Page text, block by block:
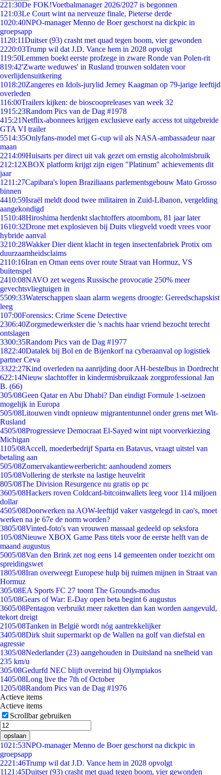
221:30De FOK!Voetbalmanager 2026/2027 is begonnen
1 21:03Le Court wint na nerveuze finale, Pieterse derde
1020:40NPO-manager Menno de Boer geschorst na dickpic in
groepsapp
11 20:11Duitser (93) crasht met quad tegen boom, vier gewonden
2220:03Trump wil dat J.D. Vance hem in 2028 opvolgt
119:50Lemmen boekt eerste profzege in zware Ronde van Polen-rit
819:42'Zwarte weduwes' in Rusland trouwen soldaten voor
overlijdensuitkering
1018:20Zangeres en Idols-jurylid Jerney Kaagman op 79-jarige leeftijd
overleden
116:00Trailers kijken: de bioscoopreleases van week 32
1915:23Random Pics van de Dag #1978
415:21Netflix-abonnees krijgen exclusieve early access tot uitgebreide
GTA VI trailer
5514:35Onlyfans-model met G-cup wil als NASA-ambassadeur naar
maan
2214:09Huisarts per direct uit vak gezet om ernstig alcoholmisbruik
212:12XBOX platform krijgt zijn eigen "Platinum" achievements dit
jaar
1211:27Capibara's lopen Braziliaans parlementsgebouw Mato Grosso
binnen
4410:59Israël meldt dood twee militairen in Zuid-Libanon, vergelding
aangekondigd
1510:48Hiroshima herdenkt slachtoffers atoombom, 81 jaar later
1610:32Drone met explosieven bij Duits vliegveld voedt vrees voor
hybride aanval
3210:28Wakker Dier dient klacht in tegen insectenfabriek Protix om
duurzaamheidsclaims
2110:16Iran en Oman eens over route Straat van Hormuz, VS
buitenspel
2410:08NAVO zet wegens Russische provocatie 250% meer
gevechtsvliegtuigen in
5509:33Waterschappen slaan alarm wegens droogte: Gereedschapskist
leeg
107:00Forensics: Crime Scene Detective
2306:40Zorgmedewerkster die 's nachts haar vriend bezocht terecht
ontslagen
3300:35Random Pics van de Dag #1977
1822:40Datalek bij Bol en de Bijenkorf na cyberaanval op logistiek
partner Ceva
3322:27Kind overleden na aanrijding door AH-bestelbus in Dordrecht
622:14Nieuw slachtoffer in kindermisbruikzaak zorgprofessional Jan
B. (66)
305/08Geen Qatar en Abu Dhabi? Dan eindigt Formule 1-seizoen
mogelijk in Europa
505/08Litouwen vindt opnieuw migrantentunnel onder grens met Wit-
Rusland
4505/08Progressieve Democraat El-Sayed wint nipt voorverkiezing
Michigan
1105/08Accell, moederbedrijf Sparta en Batavus, vraagt uitstel van
betaling aan
505/08Zomervakantieweerbericht: aanhoudend zomers
105/08Vollering de sterkste na lastige heuvelrit
805/08The Division Resurgence nu gratis op pc
3605/08Hackers roven Coldcard-bitcoinwallets leeg voor 114 miljoen
dollar
4505/08Doorwerken na AOW-leeftijd vaker vastgelegd in cao's, moet
werken na je 67e de norm worden?
3805/08Vinted-foto's van vrouwen massaal gedeeld op seksfora
105/08Nieuwe XBOX Game Pass titels voor de eerste helft van de
maand augustus
5005/08Van den Brink zet nog eens 14 gemeenten onder toezicht om
spreidingswet
1805/08Iran overweegt Europese hulp bij ruimen mijnen in Straat van
Hormuz
305/08EA Sports FC 27 toont The Grounds-modus
105/08Gears of War: E-Day open beta begint 6 augustus
3605/08Pentagon verbruikt meer raketten dan kan worden aangevuld,
tekort dreigt
2105/08Tanken in België wordt nóg aantrekkelijker
3405/08Dirk sluit supermarkt op de Wallen na golf van diefstal en
agressie
1305/08Nederlander (23) aangehouden in Duitsland na snelheid van
235 km/u
305/08Gedurfd NEC blijft overeind bij Olympiakos
1405/08Long live the 7th of October
1205/08Random Pics van de Dag #1976
Actieve items
Actieve items
Scrollbar gebruiken
opslaan
1021:53NPO-manager Menno de Boer geschorst na dickpic in
groepsapp
2221:46Trump wil dat J.D. Vance hem in 2028 opvolgt
11 21:45Duitser (93) crasht met quad tegen boom, vier gewonden